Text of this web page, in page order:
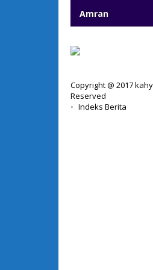
Amran
Copyright @ 2017
Reserved
Indeks Berita